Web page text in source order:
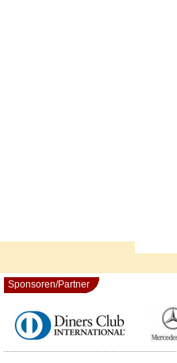
Sponsoren/Partner